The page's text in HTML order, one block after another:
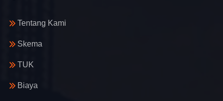
Tentang Kami
Skema
TUK
Biaya